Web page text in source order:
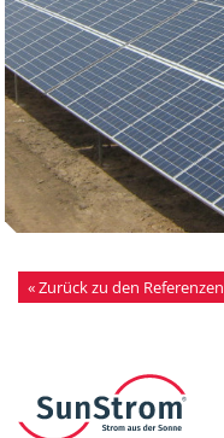
« Zurück zu den Referenzen